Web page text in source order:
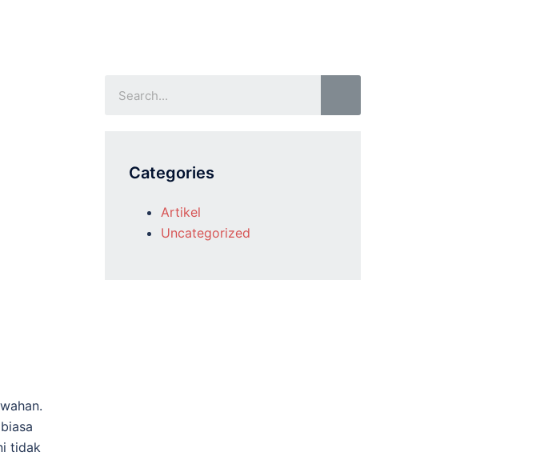
tidak
Categories
Artikel
Uncategorized